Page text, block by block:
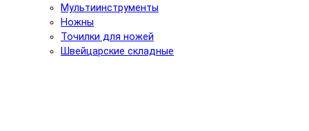
Мультиинструменты
Ножны
Точилки для ножей
Швейцарские складные